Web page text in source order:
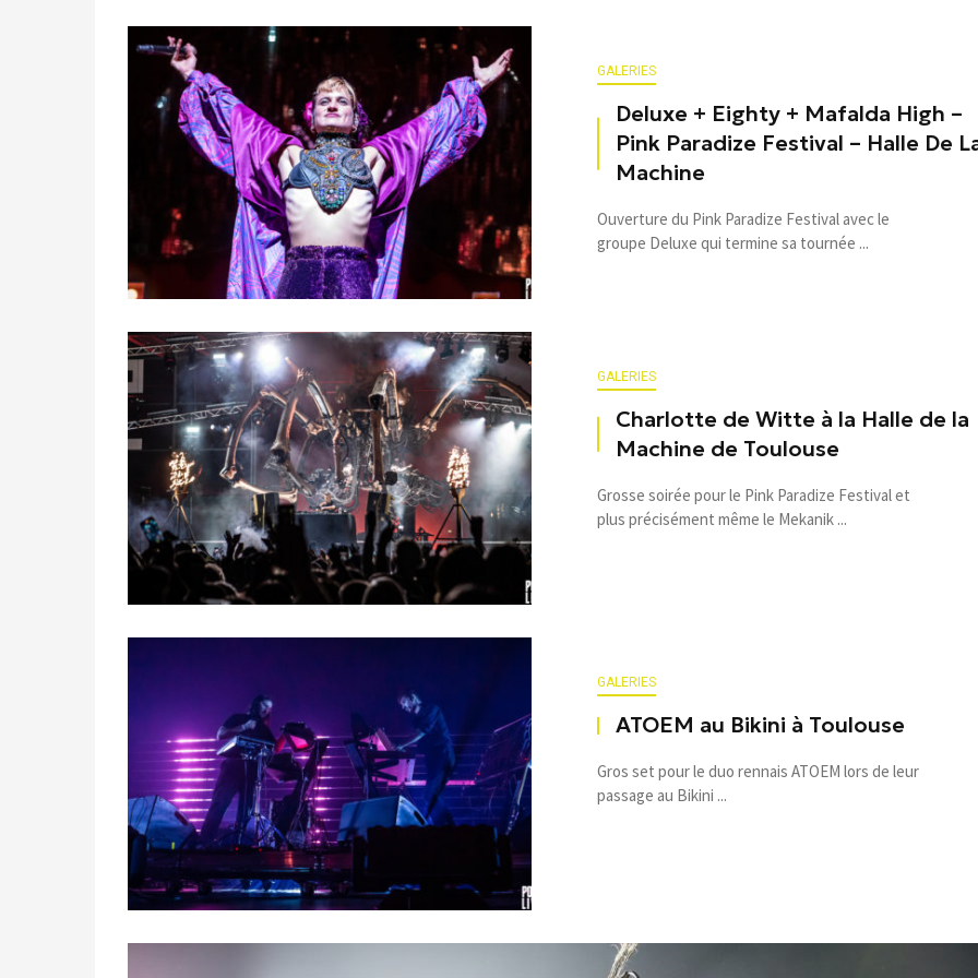
GALERIES
Deluxe + Eighty + Mafalda High –
Pink Paradize Festival – Halle De
Machine
Ouverture du Pink Paradize Festival avec le
groupe Deluxe qui termine sa tournée ...
GALERIES
Charlotte de Witte à la Halle de la
Machine de Toulouse
Grosse soirée pour le Pink Paradize Festival et
plus précisément même le Mekanik ...
GALERIES
ATOEM au Bikini à Toulouse
Gros set pour le duo rennais ATOEM lors de leur
passage au Bikini ...